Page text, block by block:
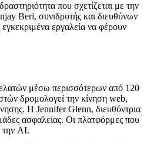
που σχετίζεται με την
Beri, συνιδρυτής και διευθύνων
εργαλεία να φέρουν
μέσω περισσότερων από 120
δρομολογεί την κίνηση web,
Η Jennifer Glenn, διευθύντρια
ασφαλείας. Οι πλατφόρμες που
την AI.